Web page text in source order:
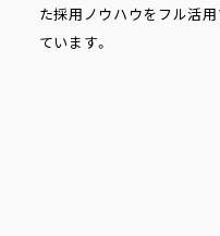
た採用ノウハウをフル活
ています。